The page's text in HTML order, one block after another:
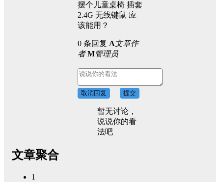
摆个儿童桌椅 插套
2.4G 无线键鼠 应
该能用？
0 条回复 A文章作
者 M管理员
取消回复 提交
暂无讨论，
说说你的看
法吧
文章聚合
1